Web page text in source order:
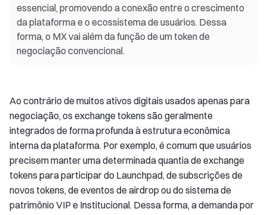
essencial, promovendo a conexão entre o crescimento
da plataforma e o ecossistema de usuários. Dessa
forma, o MX vai além da função de um token de
negociação convencional.
Ao contrário de muitos ativos digitais usados apenas para
negociação, os exchange tokens são geralmente
integrados de forma profunda à estrutura econômica
interna da plataforma. Por exemplo, é comum que usuários
precisem manter uma determinada quantia de exchange
tokens para participar do Launchpad, de subscrições de
novos tokens, de eventos de airdrop ou do sistema de
patrimônio VIP e Institucional. Dessa forma, a demanda por